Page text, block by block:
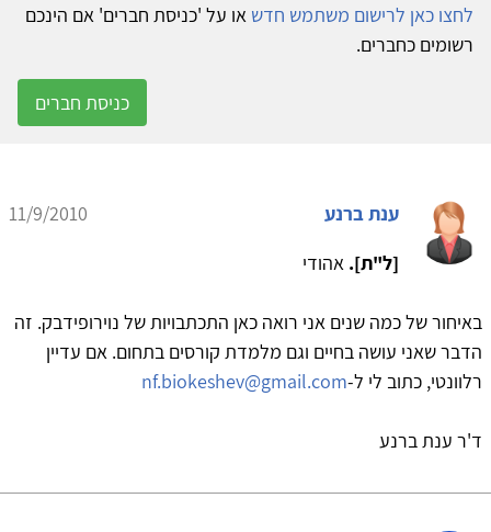
לחצו כאן לרישום משתמש חדש או על 'כניסת חברים' אם הינכם
רשומים כחברים.
כניסת חברים
ענת ברנע
11/9/2010
[ל"ת]. אהודי
באיחור של כמה שנים אני רואה כאן התכתבויות של נוירופידבק. זה
הדבר שאני עושה בחיים וגם מלמדת קורסים בתחום. אם עדיין
רלוונטי, כתוב לי ל-nf.biokeshev@gmail.com
ד'ר ענת ברנע